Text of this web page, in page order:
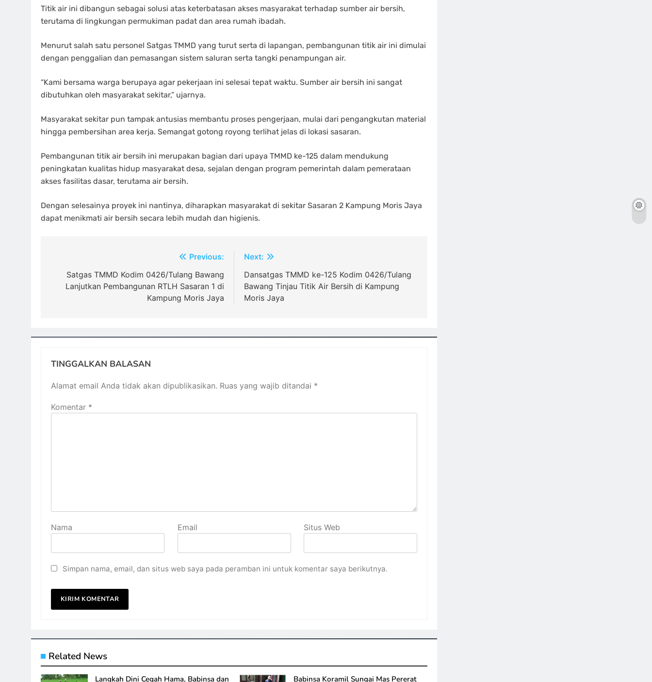
Titik air ini dibangun sebagai solusi atas keterbatasan akses masyarakat terhadap sumber air bersih,
terutama di lingkungan permukiman padat dan area rumah ibadah.
Menurut salah satu personel Satgas TMMD yang turut serta di lapangan, pembangunan titik air ini dimulai
dengan penggalian dan pemasangan sistem saluran serta tangki penampungan air.
“Kami bersama warga berupaya agar pekerjaan ini selesai tepat waktu. Sumber air bersih ini sangat
dibutuhkan oleh masyarakat sekitar,” ujarnya.
Masyarakat sekitar pun tampak antusias membantu proses pengerjaan, mulai dari pengangkutan material
hingga pembersihan area kerja. Semangat gotong royong terlihat jelas di lokasi sasaran.
Pembangunan titik air bersih ini merupakan bagian dari upaya TMMD ke-125 dalam mendukung
peningkatan kualitas hidup masyarakat desa, sejalan dengan program pemerintah dalam pemerataan
akses fasilitas dasar, terutama air bersih.
Dengan selesainya proyek ini nantinya, diharapkan masyarakat di sekitar Sasaran 2 Kampung Moris Jaya
dapat menikmati air bersih secara lebih mudah dan higienis.
pos
Previous:
Satgas TMMD Kodim 0426/Tulang Bawang
Lanjutkan Pembangunan RTLH Sasaran 1 di
Kampung Moris Jaya
Next:
Dansatgas TMMD ke-125 Kodim 0426/Tulang
Bawang Tinjau Titik Air Bersih di Kampung
Moris Jaya
TINGGALKAN BALASAN
Alamat email Anda tidak akan dipublikasikan. Ruas yang wajib ditandai *
Komentar *
Nama Email Situs Web
Simpan nama, email, dan situs web saya pada peramban ini untuk komentar saya berikutnya.
Related News
Langkah Dini Cegah Hama, Babinsa dan Babinsa Koramil Sungai Mas Pererat